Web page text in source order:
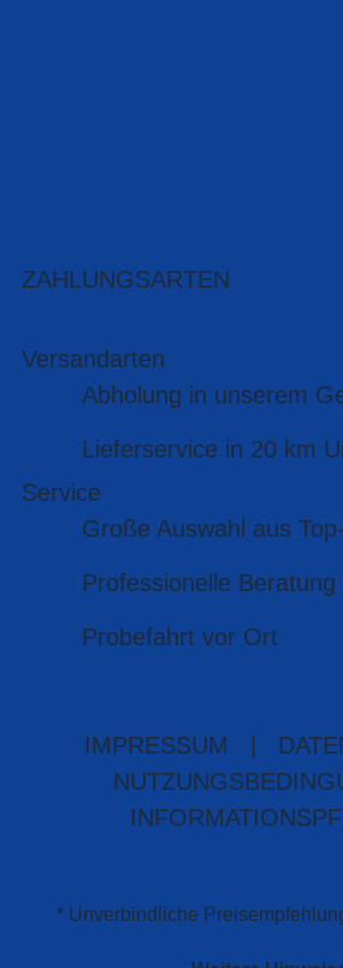
ZAHLUNGSARTEN
Versandarten
Abholung in unserem
Lieferservice in 20 km
Service
Große Auswahl aus
Professionelle Beratung
Probefahrt vor Ort
IMPRESSUM
* Unverbindliche